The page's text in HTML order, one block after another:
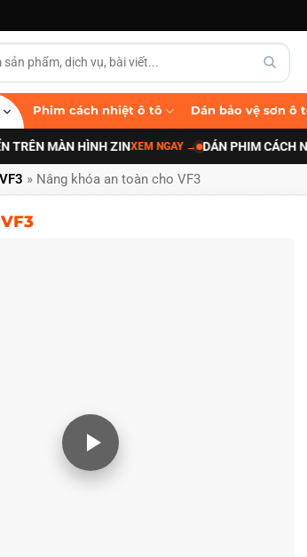
Phim cách nhiệt ô tô Dán bảo vệ sơn ô
MÀN HÌNH ZIN XEM NGAY→ DÁN PHIM CÁCH NHIỆT
» Nâng khóa an toàn cho VF3